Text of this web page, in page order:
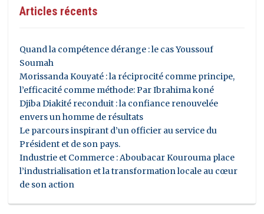
Articles récents
Quand la compétence dérange : le cas Youssouf
Soumah
Morissanda Kouyaté : la réciprocité comme principe,
l’efficacité comme méthode: Par Ibrahima koné
Djiba Diakité reconduit : la confiance renouvelée
envers un homme de résultats
Le parcours inspirant d’un officier au service du
Président et de son pays.
Industrie et Commerce : Aboubacar Kourouma place
l’industrialisation et la transformation locale au cœur
de son action